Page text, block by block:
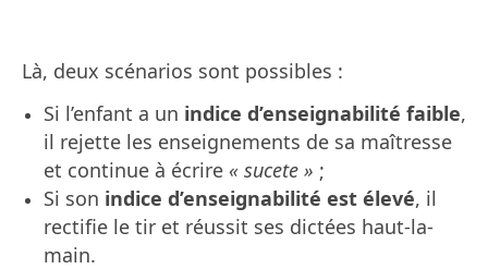
Là, deux scénarios sont possibles :
Si l’enfant a un indice d’enseignabilité faible,
il rejette les enseignements de sa maîtresse
et continue à écrire « sucete » ;
Si son indice d’enseignabilité est élevé, il
rectifie le tir et réussit ses dictées haut-la-
main.